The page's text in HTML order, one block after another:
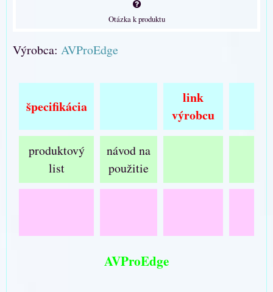
Otázka k produktu
Výrobca: AVProEdge
špecifikácia
link
výrobcu
produktový
list
návod na
použitie
AVProEdge